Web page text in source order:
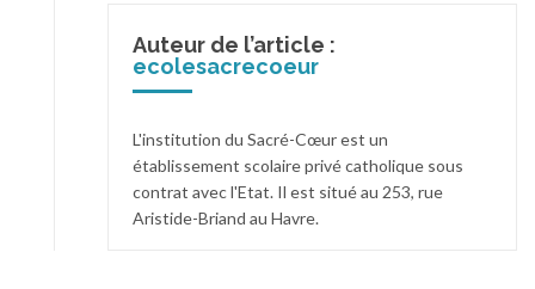
Auteur de l’article :
ecolesacrecoeur
L'institution du Sacré-Cœur est un
établissement scolaire privé catholique sous
contrat avec l'Etat. Il est situé au 253, rue
Aristide-Briand au Havre.